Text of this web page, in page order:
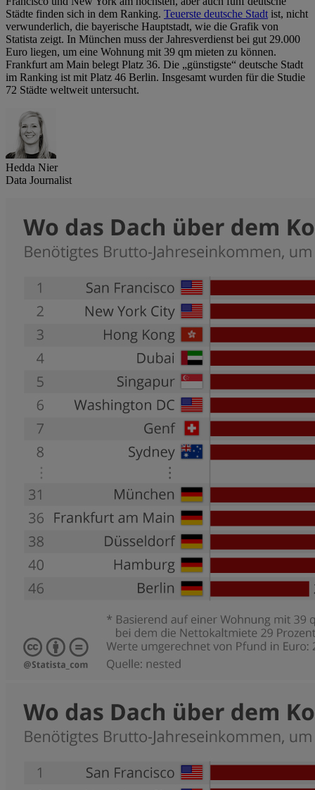
Städte finden sich in dem Ranking. Teuerste deutsche Stadtist, nicht
verwunderlich, die bayerische Hauptstadt, wie die Grafik von
Statista zeigt. In München muss der Jahresverdienst bei gut 29.000
Euro liegen, um eine Wohnung mit 39 qm mieten zu können.
Frankfurt am Main belegt Platz 36. Die „günstigste“ deutsche Stadt
im Ranking ist mit Platz 46 Berlin. Insgesamt wurden für die Studie
72 Städte weltweit untersucht.
Hedda Nier
Data Journalist